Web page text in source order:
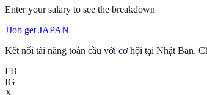
Enter your salary to see the breakdown
JJob get JAPAN
Kết nối tài năng toàn cầu với cơ hội tại Nhật Bản.
FB
IG
X